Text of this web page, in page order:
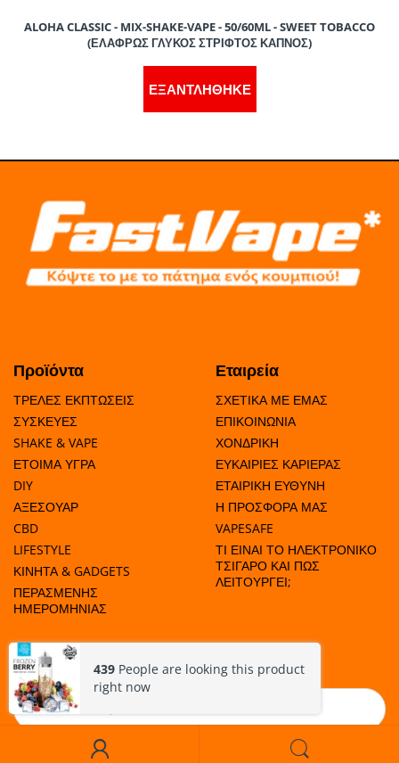
40 0 20
40 5 45
40 10 55
40
5
50
0.2 %
40 5 0
ALOHA CLASSIC - MIX-SHAKE-VAPE - 50/60ML - SWEET TOBACCO
(ΕΛΑΦΡΩΣ ΓΛΥΚΟΣ ΣΤΡΙΦΤΟΣ ΚΑΠΝΟΣ)
ΕΞΑΝΤΛΗΘΗΚΕ
Προϊόντα
ΤΡΕΛΕΣ ΕΚΠΤΩΣΕΙΣ
ΣΥΣΚΕΥΕΣ
SHAKE & VAPE
ΕΤΟΙΜΑ ΥΓΡΑ
DIY
ΑΞΕΣΟΥΑΡ
CBD
LIFESTYLE
ΚΙΝΗΤΑ & GADGETS
ΠΕΡΑΣΜΕΝΗΣ
ΗΜΕΡΟΜΗΝΙΑΣ
Εταιρεία
ΣΧΕΤΙΚΑ ΜΕ ΕΜΑΣ
ΕΠΙΚΟΙΝΩΝΙΑ
ΧΟΝΔΡΙΚΗ
ΕΥΚΑΙΡΙΕΣ ΚΑΡΙΕΡΑΣ
ΕΤΑΙΡΙΚΗ ΕΥΘΥΝΗ
Η ΠΡΟΣΦΟΡΑ ΜΑΣ
VAPESAFE
ΤΙ ΕΙΝΑΙ ΤΟ ΗΛΕΚΤΡΟΝΙΚΟ
ΤΣΙΓΑΡΟ ΚΑΙ ΠΩΣ
ΛΕΙΤΟΥΡΓΕΙ;
ΜΑΘΕΤΕ ΠΟΤΕ ΕΧΟΥΜΕ ΠΡΟΣΦΟΡΕΣ!
439 People are looking this product
right now